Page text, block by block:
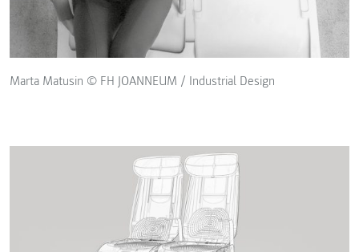
Marta Matusin © FH JOANNEUM / Industrial Design